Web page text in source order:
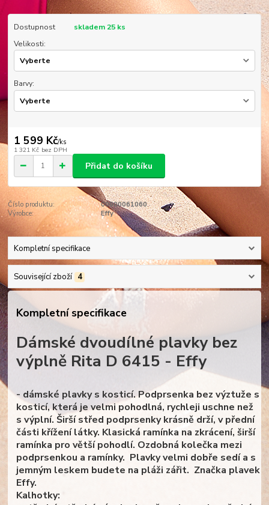
Dostupnost
skladem 25 ks
Velikosti:
Barvy:
1 599 Kč/ks
1 321 Kč bez DPH
Přidat do košíku
Číslo produktu:
00000061060
Výrobce:
Effy
Kompletní specifikace
Související zboží 4
Kompletní specifikace
Dámské dvoudílné plavky bez
výplně Rita D 6415 - Effy
- dámské plavky s kosticí. Podprsenka bez výztuže s
kosticí, která je velmi pohodlná, rychleji uschne než
s výplní. Širší střed podprsenky krásně drží, v přední
části křížení látky. Klasická ramínka na zkrácení, širší
ramínka pro větší pohodlí. Ozdobná kolečka mezi
podprsenkou a ramínky. Plavky velmi dobře sedí a s
jemným leskem budete na pláži zářit. Značka plavek
Effy.
Kalhotky: